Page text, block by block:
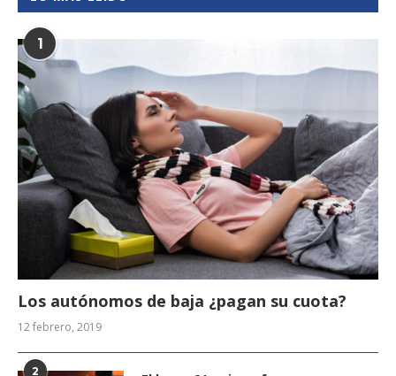
1
Los autónomos de baja ¿pagan su cuota?
12 febrero, 2019
2